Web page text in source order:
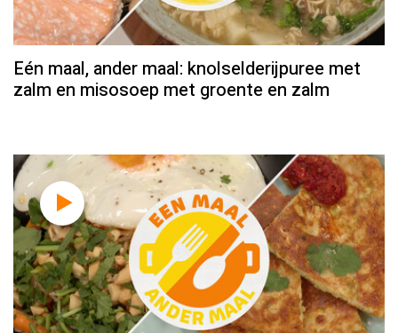
Eén maal, ander maal: knolselderijpuree met
zalm en misosoep met groente en zalm